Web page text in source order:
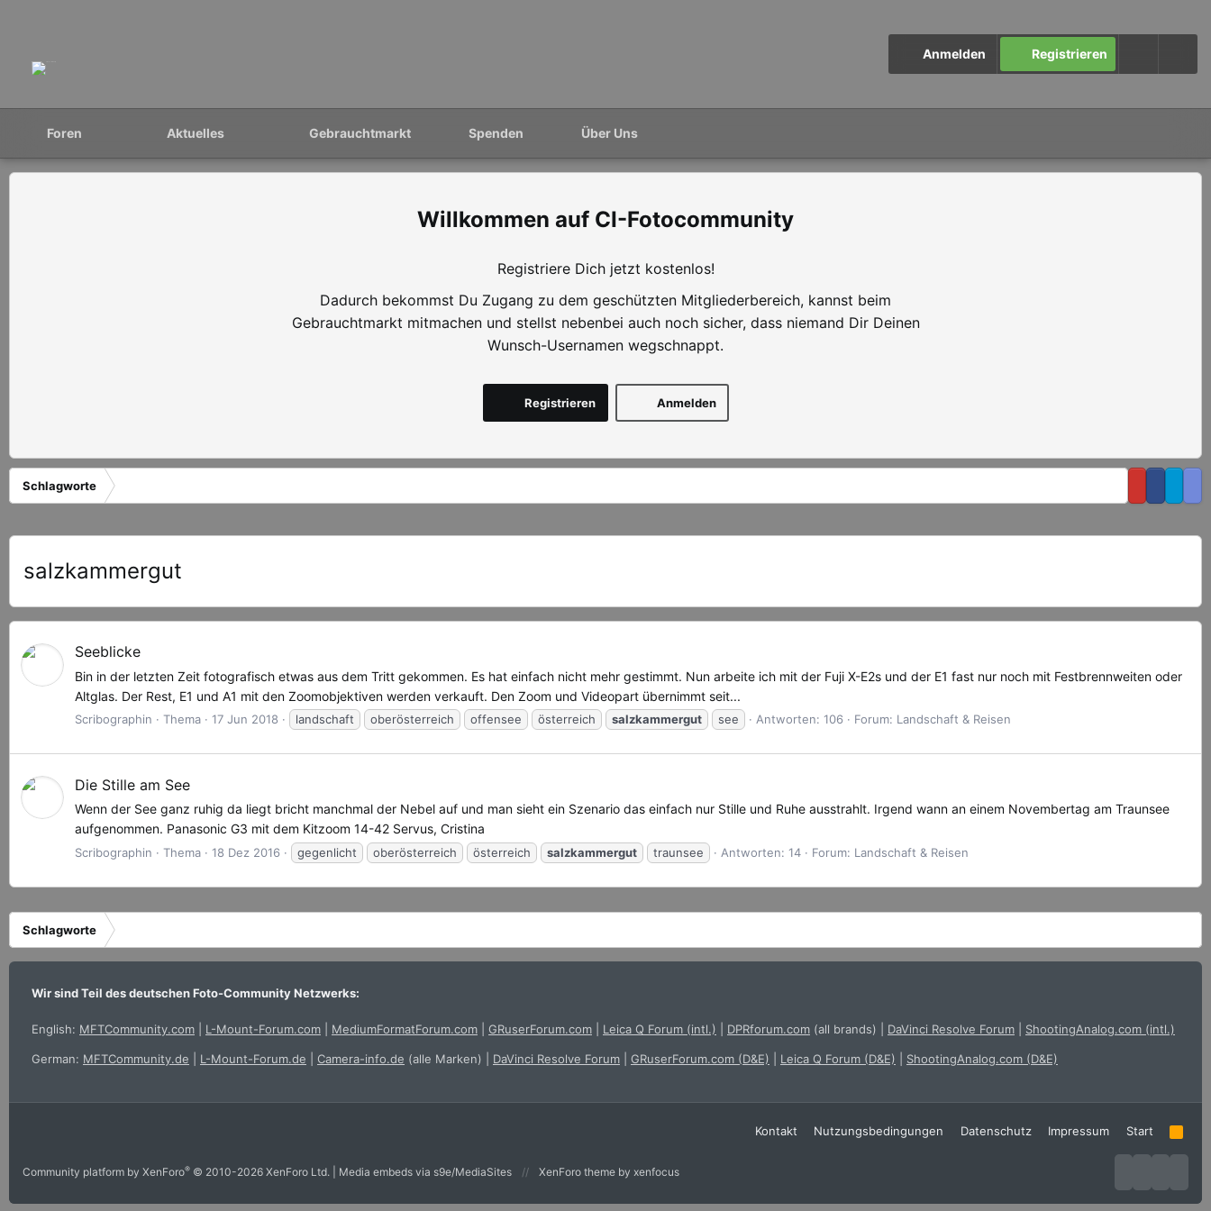
Anmelden Registrieren
Foren Aktuelles Gebrauchtmarkt Spenden Über Uns
CI-Fotocommunity
Registriere Dich jetzt kostenlos!
Dadurch bekommst Du Zugang zu dem geschützten Mitgliederbereich, kannst beim
Gebrauchtmarkt mitmachen und stellst nebenbei auch noch sicher, dass niemand Dir Deinen
Wunsch-Usernamen wegschnappt.
Anmelden
Registrieren
Schlagworte
salzkammergut
Seeblicke
Bin in der letzten Zeit fotografisch etwas aus dem Tritt gekommen. Es hat einfach nicht mehr gestimmt. Nun arbeite ich mit der Fuji X-E2s und der E1 fast nur noch mit Festbrennweiten oder
Altglas. Der Rest, E1 und A1 mit den Zoomobjektiven werden verkauft. Den Zoom und Videopart übernimmt seit...
Scribographin Thema 17 Jun 2018 landschaft oberösterreich offensee österreich salzkammergut see Antworten: 106 Forum: Landschaft & Reisen
Die Stille am See
Wenn der See ganz ruhig da liegt bricht manchmal der Nebel auf und man sieht ein Szenario das einfach nur Stille und Ruhe ausstrahlt. Irgend wann an einem Novembertag am Traunsee
aufgenommen. Panasonic G3 mit dem Kitzoom 14-42 Servus, Cristina
Scribographin Thema 18 Dez 2016 gegenlicht oberösterreich österreich salzkammergut traunsee Antworten: 14 Forum: Landschaft & Reisen
Schlagworte
Wir sind Teil des deutschen Foto-Community Netzwerks:
English: MFTCommunity.com L-Mount-Forum.com MediumFormatForum.com GRuserForum.com Leica Q Forum (intl.) DPRforum.com (all brands) DaVinci Resolve Forum ShootingAnalog.com (intl.)
German: MFTCommunity.de L-Mount-Forum.de Camera-info.de (alle Marken) DaVinci Resolve Forum GRuserForum.com (D&E) Leica Q Forum (D&E) ShootingAnalog.com (D&E)
Kontakt Nutzungsbedingungen Datenschutz Impressum Start
R
S
S
Community platform by XenForo® © 2010-2026 XenForo Ltd. Media embeds via s9e/MediaSites XenForo theme by xenfocus